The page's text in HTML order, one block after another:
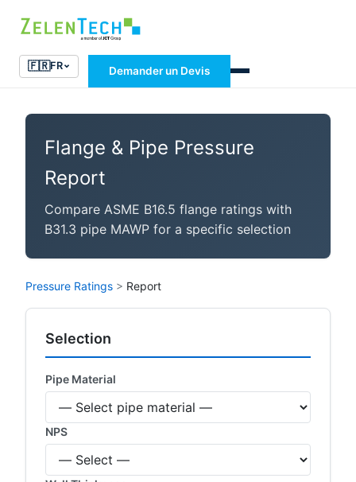
🇫🇷FR Demander un Devis
Flange & Pipe Pressure
Report
Compare ASME B16.5 flange ratings with
B31.3 pipe MAWP for a specific selection
Pressure Ratings > Report
Selection
Pipe Material
NPS